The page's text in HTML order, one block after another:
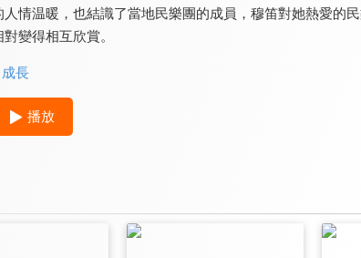
人情温暖，也結識了當地民樂團的成員，穆笛對她熱愛的
對變得相互欣賞。
長
播放